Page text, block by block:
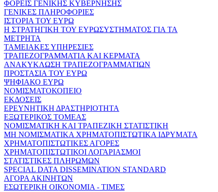
ΦΟΡΕΙΣ ΓΕΝΙΚΗΣ ΚΥΒΕΡΝΗΣΗΣ
ΓΕΝΙΚΕΣ ΠΛΗΡΟΦΟΡΙΕΣ
ΙΣΤΟΡΙΑ ΤΟΥ ΕΥΡΩ
Η ΣΤΡΑΤΗΓΙΚΗ ΤΟΥ ΕΥΡΩΣΥΣΤΗΜΑΤΟΣ ΓΙΑ ΤΑ
ΜΕΤΡΗΤΑ
ΤΑΜΕΙΑΚΕΣ ΥΠΗΡΕΣΙΕΣ
ΤΡΑΠΕΖΟΓΡΑΜΜΑΤΙΑ ΚΑΙ ΚΕΡΜΑΤΑ
ΑΝΑΚΥΚΛΩΣΗ ΤΡΑΠΕΖΟΓΡΑΜΜΑΤΙΩΝ
ΠΡΟΣΤΑΣΙΑ ΤΟΥ ΕΥΡΩ
ΨΗΦΙΑΚΟ ΕΥΡΩ
ΝΟΜΙΣΜΑΤΟΚΟΠΕΙΟ
ΕΚΔΟΣΕΙΣ
ΕΡΕΥΝΗΤΙΚΗ ΔΡΑΣΤΗΡΙΟΤΗΤΑ
ΕΞΩΤΕΡΙΚΟΣ ΤΟΜΕΑΣ
ΝΟΜΙΣΜΑΤΙΚΗ ΚΑΙ ΤΡΑΠΕΖΙΚΗ ΣΤΑΤΙΣΤΙΚΗ
ΜΗ ΝΟΜΙΣΜΑΤΙΚΑ ΧΡΗΜΑΤΟΠΙΣΤΩΤΙΚΑ ΙΔΡΥΜΑΤΑ
ΧΡΗΜΑΤΟΠΙΣΤΩΤΙΚΕΣ ΑΓΟΡΕΣ
ΧΡΗΜΑΤΟΠΙΣΤΩΤΙΚΟΙ ΛΟΓΑΡΙΑΣΜΟΙ
ΣΤΑΤΙΣΤΙΚΕΣ ΠΛΗΡΩΜΩΝ
SPECIAL DATA DISSEMINATION STANDARD
ΑΓΟΡΑ ΑΚΙΝΗΤΩΝ
ΕΣΩΤΕΡΙΚΗ ΟΙΚΟΝΟΜΙΑ - ΤΙΜΕΣ